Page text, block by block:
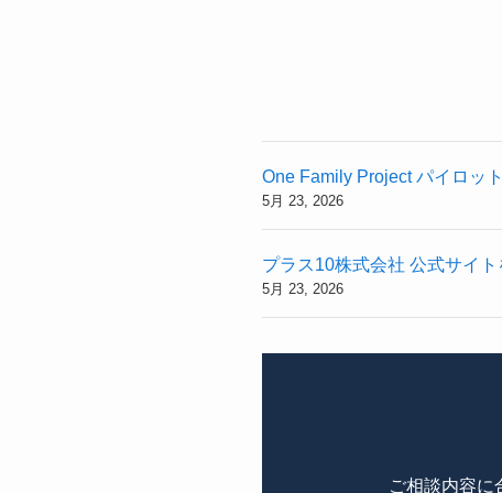
One Family Project パイロッ
5月 23, 2026
プラス10株式会社 公式サイ
5月 23, 2026
ご相談内容に